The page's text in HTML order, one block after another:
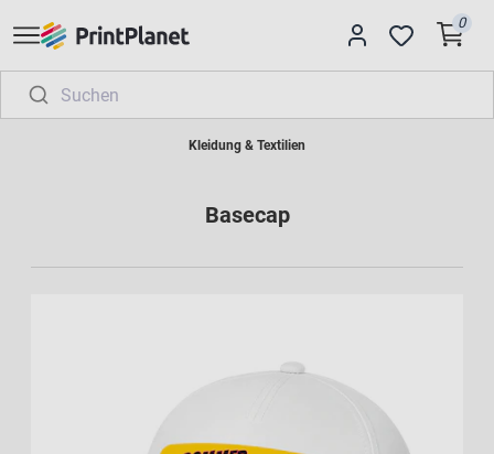
0
Kleidung & Textilien
Basecap